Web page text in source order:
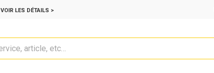
VOIR LES DÉTAILS >